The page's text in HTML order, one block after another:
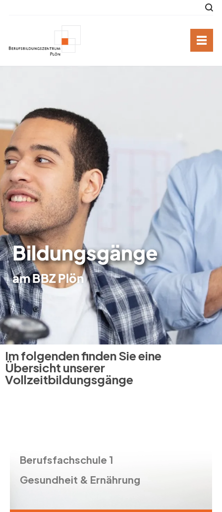
Bildungsgänge
am BBZ Plön
Im folgenden finden Sie eine
Übersicht unserer
Vollzeitbildungsgänge
Berufsfachschule 1
Gesundheit & Ernährung